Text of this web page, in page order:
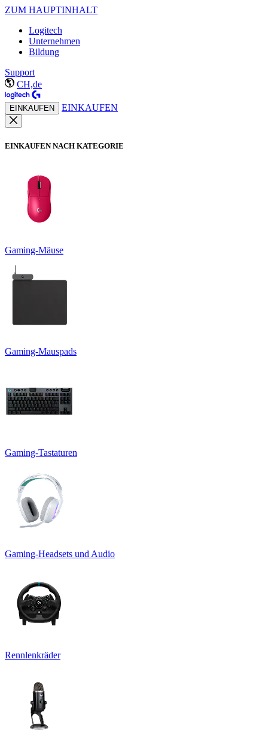
ZUM HAUPTINHALT
Logitech
Unternehmen
Bildung
Support
CH,de
EINKAUFEN EINKAUFEN
EINKAUFEN NACH KATEGORIE
Gaming-Mäuse
Gaming-Mauspads
Gaming-Tastaturen
Gaming-Headsets und Audio
Rennlenkräder